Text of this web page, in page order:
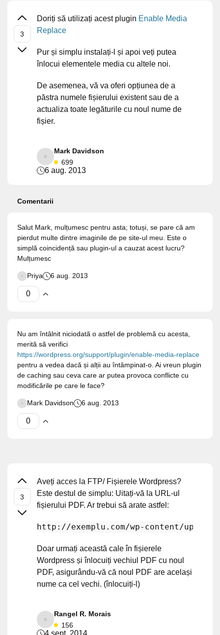
Doriți să utilizați acest plugin Enable Media
Replace
Pur și simplu instalați-l și apoi veți putea
înlocui elementele media cu altele noi.
De asemenea, vă va oferi opțiunea de a
păstra numele fișierului existent sau de a
actualiza toate legăturile cu noul nume de
fișier.
Mark Davidson
699
6 aug. 2013
Comentarii
Salut Mark, mulțumesc pentru asta; totuși, se pare că am
pierdut multe dintre imaginile de pe site-ul meu. Este o
simplă coincidență sau plugin-ul a cauzat acest lucru?
Mulțumesc
Priya 6 aug. 2013
Nu am întâlnit niciodată o astfel de problemă cu acesta,
merită să verifici
https://wordpress.org/support/plugin/enable-media-replace
pentru a vedea dacă și alții au întâmpinat-o. Ai vreun plugin
de caching sau ceva care ar putea provoca conflicte cu
modificările pe care le face?
Mark Davidson 6 aug. 2013
Aveți acces la FTP/ Fișierele Wordpress?
Este destul de simplu: Uitați-vă la URL-ul
fișierului PDF. Ar trebui să arate astfel:
http://exemplu.com/wp-content/
Doar urmați această cale în fișierele
Wordpress și înlocuiți vechiul PDF cu noul
PDF, asigurându-vă că noul PDF are același
nume ca cel vechi. (înlocuiți-l)
Rangel R. Morais
156
4 sept. 2014